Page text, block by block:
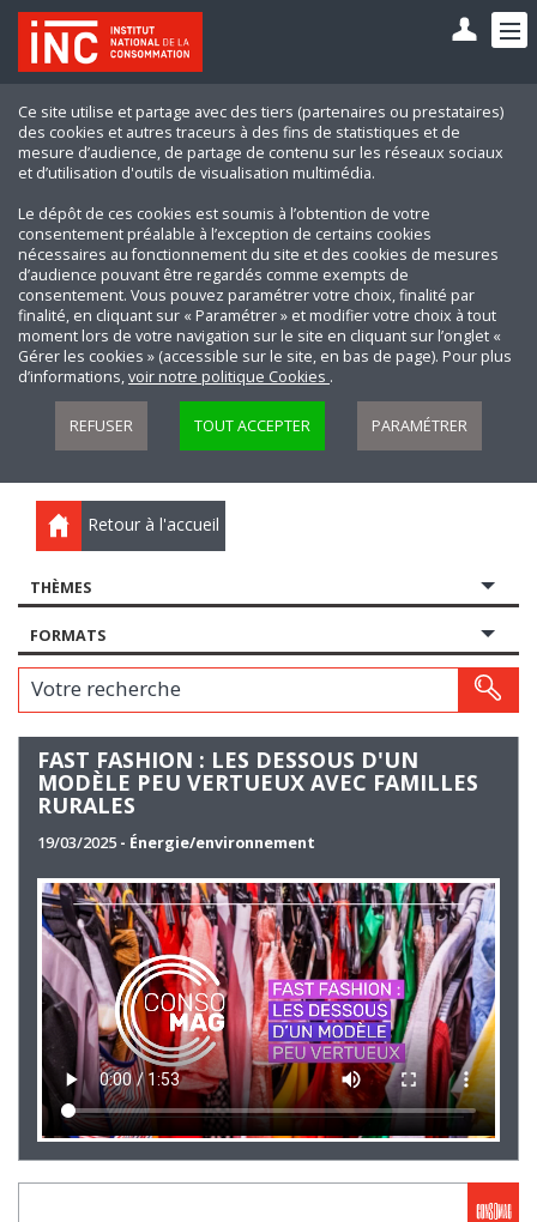
Ce site utilise et partage avec des tiers (partenaires ou prestataires)
des cookies et autres traceurs à des fins de statistiques et de
mesure d’audience, de partage de contenu sur les réseaux sociaux
et d’utilisation d'outils de visualisation multimédia.
Le dépôt de ces cookies est soumis à l’obtention de votre
consentement préalable à l’exception de certains cookies
nécessaires au fonctionnement du site et des cookies de mesures
d’audience pouvant être regardés comme exempts de
consentement. Vous pouvez paramétrer votre choix, finalité par
finalité, en cliquant sur « Paramétrer » et modifier votre choix à tout
moment lors de votre navigation sur le site en cliquant sur l’onglet «
Gérer les cookies » (accessible sur le site, en bas de page). Pour plus
d’informations,voir notre politique Cookies .
REFUSER TOUT ACCEPTER PARAMÉTRER
Retour à l'accueil
THÈMES
FORMATS
Votre recherche
FAST FASHION : LES DESSOUS D'UN
MODÈLE PEU VERTUEUX AVEC FAMILLES
RURALES
19/03/2025 - Énergie/environnement